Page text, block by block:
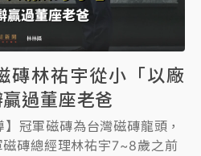
事人數！辜仲諒向法院聲請遭
檔！今線上預約開賣一度塞車
時
村！東檢抗告成功 今重開羈
磚林祐宇從小「以廠
過董座老爸
】冠軍磁磚為台灣磁磚龍頭，
磚總經理林祐宇7~8歲之前